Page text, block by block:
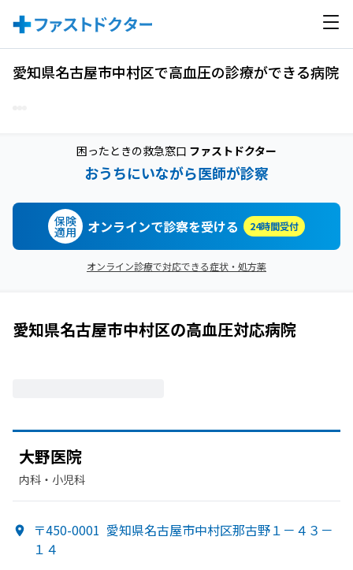
愛知県名古屋市中村区で高血圧の診療ができる病院
困ったときの救急窓口 ファストドクター
おうちにいながら医師が診察
保険
適用 オンラインで診察を受ける 24時間受付
オンライン診療で対応できる症状・処方薬
愛知県名古屋市中村区の高血圧対応病院
大野医院
内科・​小児科
〒450-0001 愛知県名古屋市中村区那古野１－４３－
１４